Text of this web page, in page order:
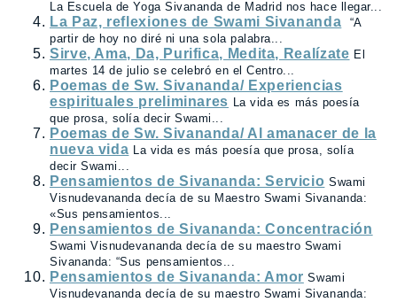
La Escuela de Yoga Sivananda de Madrid nos hace llegar...
La Paz, reflexiones de Swami Sivananda
“A
partir de hoy no diré ni una sola palabra...
Sirve, Ama, Da, Purifica, Medita, Realízate El
martes 14 de julio se celebró en el Centro...
Poemas de Sw. Sivananda/ Experiencias
espirituales preliminares La vida es más poesía
que prosa, solía decir Swami...
Poemas de Sw. Sivananda/ Al amanacer de la
nueva vida La vida es más poesía que prosa, solía
decir Swami...
Pensamientos de Sivananda: Servicio Swami
Visnudevananda decía de su Maestro Swami Sivananda:
«Sus pensamientos...
Pensamientos de Sivananda: Concentración
Swami Visnudevananda decía de su maestro Swami
Sivananda: “Sus pensamientos...
Pensamientos de Sivananda: Amor Swami
Visnudevananda decía de su maestro Swami Sivananda: